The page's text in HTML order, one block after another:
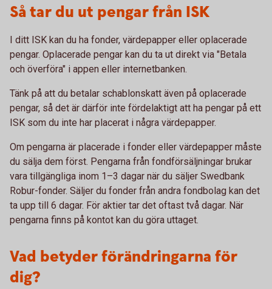
Så tar du ut pengar från ISK
I ditt ISK kan du ha fonder, värdepapper eller oplacerade
pengar. Oplacerade pengar kan du ta ut direkt via "Betala
och överföra" i appen eller internetbanken.
Tänk på att du betalar schablonskatt även på oplacerade
pengar, så det är därför inte fördelaktigt att ha pengar på ett
ISK som du inte har placerat i några värdepapper.
Om pengarna är placerade i fonder eller värdepapper måste
du sälja dem först. Pengarna från fondförsäljningar brukar
vara tillgängliga inom 1–3 dagar när du säljer Swedbank
Robur-fonder. Säljer du fonder från andra fondbolag kan det
ta upp till 6 dagar. För aktier tar det oftast två dagar. När
pengarna finns på kontot kan du göra uttaget.
Vad betyder förändringarna för
dig?